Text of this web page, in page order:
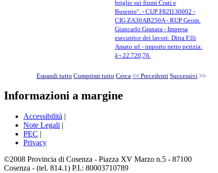
briglie sui fiumi Crati e
Busento". - CUP F82I130002 -
CIG ZA30AB250A - RUP Geom.
Giancarlo Granata - Impresa
esecutrice dei lavori: Ditta F.lli
Amato srl - importo netto perizia:
â¬ 22.720,76.
Espandi tutto Comprimi tutto Cerca << Precedenti Successivi >>
Informazioni a margine
Accessibilità |
Note Legali |
PEC |
Privacy
©2008 Provincia di Cosenza - Piazza XV Marzo n.5 - 87100
Cosenza - (tel. 814.1) P.I.: 80003710789